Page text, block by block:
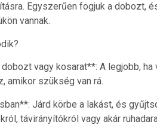
Egyszerűen fogjuk a dobozt,
vannak.
vagy kosarat**: A legjobb,
amikor szükség van rá.
Járd körbe a lakást, és
távirányítókról vagy akár